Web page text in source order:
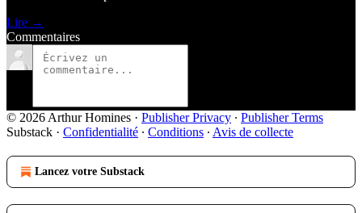
Lire →
Commentaires
© 2026 Arthur Homines · Publisher Privacy ∙ Publisher Terms
Substack · Confidentialité ∙ Conditions ∙ Avis de collecte
Lancez votre Substack